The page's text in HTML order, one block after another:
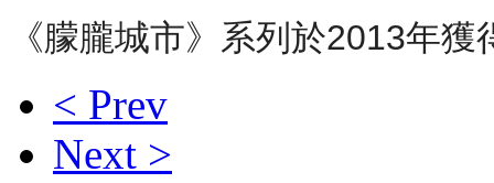
《朦朧城市》系列於2013年
< Prev
Next >